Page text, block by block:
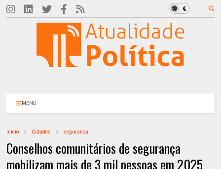
MENU
Início Cidades segurança
Conselhos comunitários de segurança
mobilizam mais de 3 mil pessoas em 2025